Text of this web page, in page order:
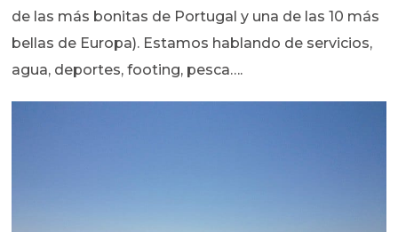
de las más bonitas de Portugal y una de las 10 más
bellas de Europa). Estamos hablando de servicios,
agua, deportes, footing, pesca….